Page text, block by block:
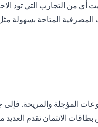
من التجارب التي تود
المتاحة بسهولة
المؤجلة والمريحة.
الائتمان تقدم العديد